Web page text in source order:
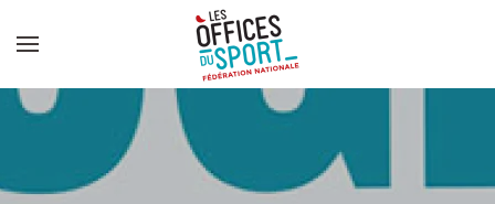
Panneau de gestion des cookies